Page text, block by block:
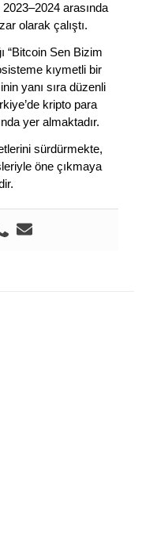
2023–2024 arasında
olarak çalıştı.
“Bitcoin Sen Bizim
kıymetli bir
yanı sıra düzenli
kripto para
yer almaktadır.
sürdürmekte,
öne çıkmaya